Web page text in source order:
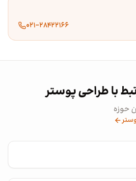
۰۲۱-۲۸۴۲۲۱۶۶
با طراحی پوستر
حوزه